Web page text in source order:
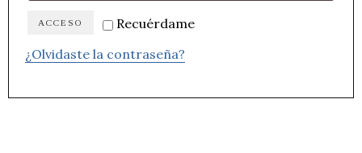
Recuérdame
ACCESO
¿Olvidaste la contraseña?